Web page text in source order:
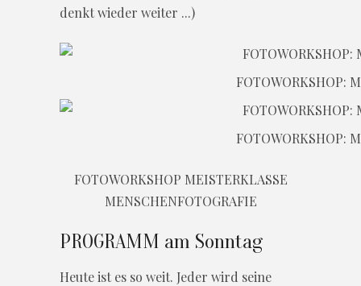
denkt wieder weiter ...)
FOTOWORKSHOP:
FOTOWORKSHOP:
FOTOWORKSHOP MEISTERKLASSE
MENSCHENFOTOGRAFIE
PROGRAMM am Sonntag
Heute ist es so weit. Jeder wird seine